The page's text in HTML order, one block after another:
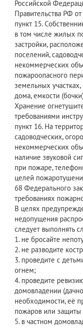
Российской
Правительства РФ
пункт 15.
в том числе жилых
застройки,
поселений,
некоммерческих
пожароопасного
земельных
дома, емкости
Хранение
требованиями
пункт 16. На
садоводческих,
некоммерческих
наличие звуковой
при пожаре,
целей
68 Федерального
требованиях
В целях
недопущения
следует выполнять
1. не бросайте
2. не разводите
3. проведите с
огнем;
4. проведите
домовладении
необходимости, её
пожаров или защиты
5. в частном